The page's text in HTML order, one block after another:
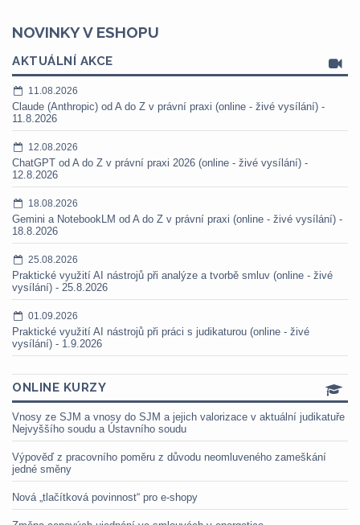
NOVINKY V ESHOPU
AKTUÁLNÍ AKCE
11.08.2026
Claude (Anthropic) od A do Z v právní praxi (online - živé vysílání) -
11.8.2026
12.08.2026
ChatGPT od A do Z v právní praxi 2026 (online - živé vysílání) -
12.8.2026
18.08.2026
Gemini a NotebookLM od A do Z v právní praxi (online - živé vysílání) -
18.8.2026
25.08.2026
Praktické využití AI nástrojů při analýze a tvorbě smluv (online - živé
vysílání) - 25.8.2026
01.09.2026
Praktické využití AI nástrojů při práci s judikaturou (online - živé
vysílání) - 1.9.2026
ONLINE KURZY
Vnosy ze SJM a vnosy do SJM a jejich valorizace v aktuální judikatuře
Nejvyššího soudu a Ústavního soudu
Výpověď z pracovního poměru z důvodu neomluveného zameškání
jedné směny
Nová „tlačítková povinnost“ pro e-shopy